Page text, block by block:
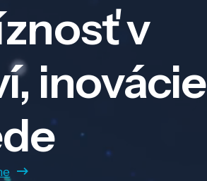
v
inovácie